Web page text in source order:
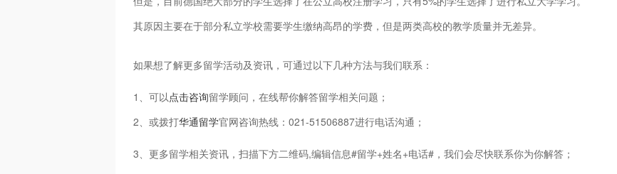
其原因主要在于部分私立学校需要学生缴纳高昂的学费，但是两类高校的教学质量并无差异。
如果想了解更多留学活动及资讯，可通过以下几种方法与我们联系：
1、可以点击咨询留学顾问，在线帮你解答留学相关问题；
2、或拨打华通留学官网咨询热线：021-51506887进行电话沟通；
3、更多留学相关资讯，扫描下方二维码,编辑信息#留学+姓名+电话#，我们会尽快联系你为你解答；